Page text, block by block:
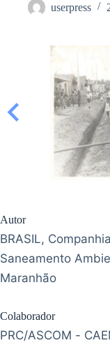
userpress
Autor
BRASIL,
Saneamento
Maranhão
Colaborador
PRC/ASCOM -